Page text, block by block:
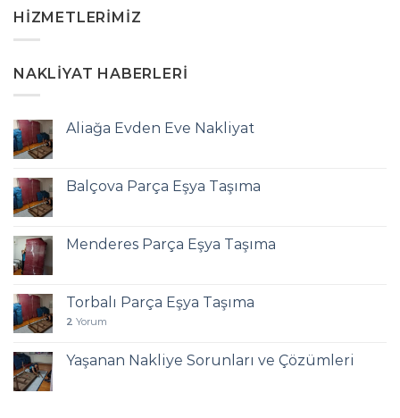
HIZMETLERIMIZ
NAKLIYAT HABERLERI
Aliağa Evden Eve Nakliyat
Balçova Parça Eşya Taşıma
Menderes Parça Eşya Taşıma
Torbalı Parça Eşya Taşıma
2 Yorum
Yaşanan Nakliye Sorunları ve Çözümleri